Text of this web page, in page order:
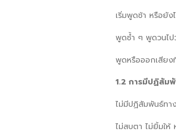
เริ่มพูดช้า หรือยั
พูดซ้ำ ๆ พูดวนไ
พูดหรือออกเสียง
1.2 การมีปฏิสัม
ไม่มีปฏิสัมพันธ์ทา
ไม่สบตา ไม่ยิ้มใ